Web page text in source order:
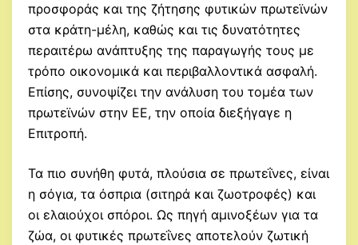
προσφοράς και της ζήτησης φυτικών πρωτεϊνών
στα κράτη-μέλη, καθώς και τις δυνατότητες
περαιτέρω ανάπτυξης της παραγωγής τους με
τρόπο οικονομικά και περιβαλλοντικά ασφαλή.
Επίσης, συνοψίζει την ανάλυση του τομέα των
πρωτεϊνών στην ΕΕ, την οποία διεξήγαγε η
Επιτροπή.
Τα πιο συνήθη φυτά, πλούσια σε πρωτεΐνες, είναι
η σόγια, τα όσπρια (σιτηρά και ζωοτροφές) και
οι ελαιούχοι σπόροι. Ως πηγή αμινοξέων για τα
ζώα, οι φυτικές πρωτεΐνες αποτελούν ζωτική